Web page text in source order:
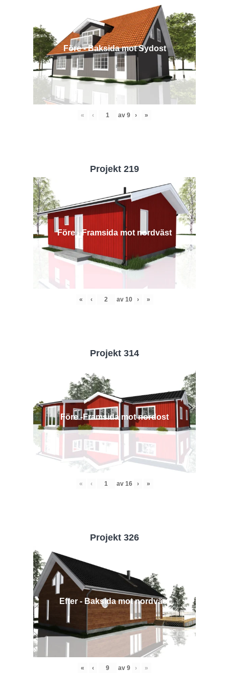
Före - Baksida mot Sydost
« ‹ av 9 › »
Projekt 219
Före - Framsida mot nordväst
« ‹ av 10 › »
Projekt 314
Före -Framsida mot nordost
« ‹ av 16 › »
Projekt 326
Efter - Baksida mot nordväst
« ‹ av 9 › »